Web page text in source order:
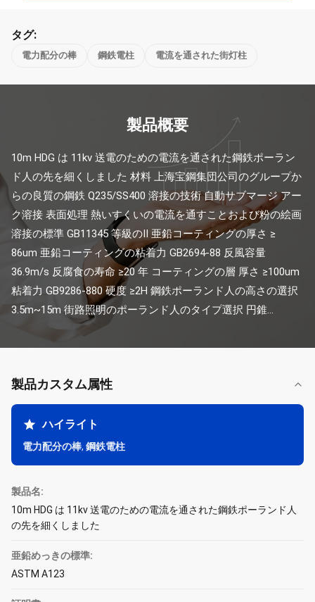
タグ:
電力配分の棒 鋼鉄電柱 電流を通された街灯柱
製品概要
10m HDG は 11kv 送電のための電流を通された鋼鉄ポーラン
ド人の先を細くしました 材料 上海宝鋼集団公司のグループか
らの良質の鋼鉄 Q235/SS400 溶接の技術 自動サブマージ アー
ク溶接 表面処理 熱いすくいの電流を通すことおよび粉の絵画
溶接の標準 GB11345 等級のⅡ 亜鉛コーティングの厚さ ≥
86um 亜鉛コーティングの粘着力 GB2694-88 反風容量
36.9m/s 反腐食の寿命 ≥20 年 コーティングの層 厚さ ≥100um
粘着力 GB9286-880 硬度 ≥2H 鋼鉄ポーランド人の高さの選択
3.5m~15m 街路照明のポーランド人のタイプ選択 円錐...
製品カスタム属性
ハイライト
電力配分の棒, 鋼鉄電柱
製品名:
10m HDG は 11kv 送電のための電流を通された鋼鉄ポーランド人
の先を細くしました
亜鉛めっきの標準:
ASTM A123